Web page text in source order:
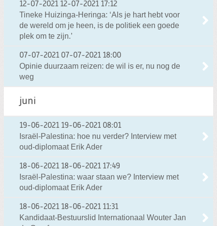
12-07-2021 12-07-2021 17:12
Tineke Huizinga-Heringa: ‘Als je hart hebt voor
de wereld om je heen, is de politiek een goede
plek om te zijn.’
07-07-2021 07-07-2021 18:00
Opinie duurzaam reizen: de wil is er, nu nog de
weg
juni
19-06-2021 19-06-2021 08:01
Israël-Palestina: hoe nu verder? Interview met
oud-diplomaat Erik Ader
18-06-2021 18-06-2021 17:49
Israël-Palestina: waar staan we? Interview met
oud-diplomaat Erik Ader
18-06-2021 18-06-2021 11:31
Kandidaat-Bestuurslid Internationaal Wouter Jan